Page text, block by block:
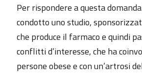
Per rispondere a questa
condotto uno studio,
che produce il farmaco e quindi
conflitti d’interesse, che ha
persone obese e con un’artrosi